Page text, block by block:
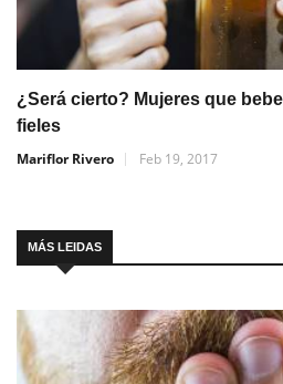
¿Será cierto? Mujeres que
fieles
Mariflor Rivero
Feb 19, 2017
MÁS LEIDAS